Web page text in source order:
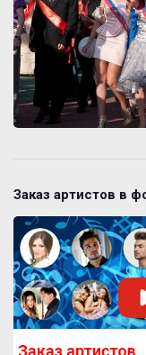
Заказ артистов в